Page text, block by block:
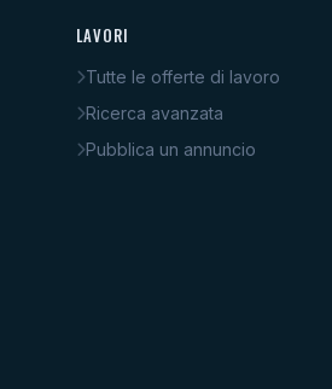
LAVORI
Tutte le offerte di lavoro
Ricerca avanzata
Pubblica un annuncio